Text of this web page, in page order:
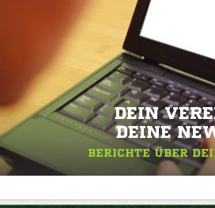
DEIN
DEINE
BERICHTE ÜBER